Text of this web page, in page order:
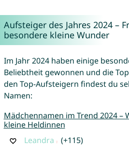
Aufsteiger des Jahres 2024 –
besondere kleine Wunder
Im Jahr 2024 haben einige
Beliebtheit gewonnen und die
den Top-Aufsteigern findest du
Namen:
Mädchennamen im Trend 2024 –
kleine Heldinnen
Leandra
(+115)